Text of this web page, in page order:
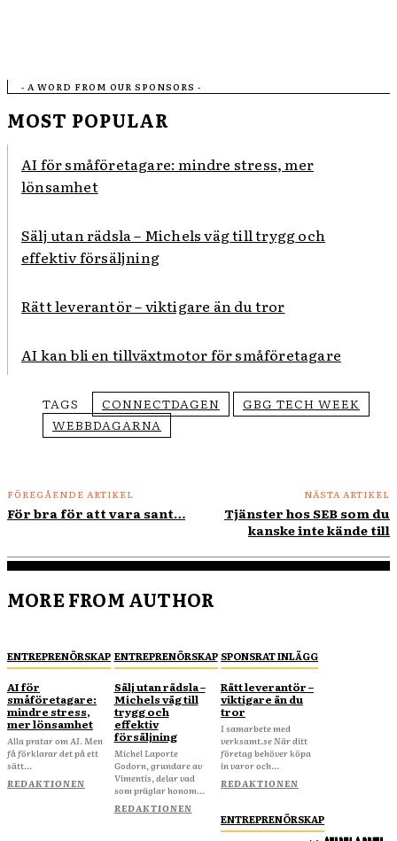
- A WORD FROM OUR SPONSORS -
MOST POPULAR
AI för småföretagare: mindre stress, mer
lönsamhet
Sälj utan rädsla – Michels väg till trygg och
effektiv försäljning
Rätt leverantör – viktigare än du tror
AI kan bli en tillväxtmotor för småföretagare
TAGS CONNECTDAGEN
GBG TECH WEEK
WEBBDAGARNA
FÖREGÅENDE ARTIKEL
För bra för att vara sant…
NÄSTA ARTIKEL
Tjänster hos SEB som du
kanske inte kände till
MORE FROM AUTHOR
ENTREPRENÖRSKAP
AI för
småföretagare:
mindre stress,
mer lönsamhet
Alla pratar om AI. Men
få förklarar det på ett
sätt...
REDAKTIONEN
ENTREPRENÖRSKAP
Sälj utan rädsla –
Michels väg till
trygg och
effektiv
försäljning
Michel Laporte
Godorn, grundare av
Vimentis, delar vad
som präglar honom...
REDAKTIONEN
SPONSRAT INLÄGG
Rätt leverantör –
viktigare än du
tror
I samarbete med
verksamt.se När ditt
företag behöver köpa
in varor och...
REDAKTIONEN
ENTREPRENÖRSKAP